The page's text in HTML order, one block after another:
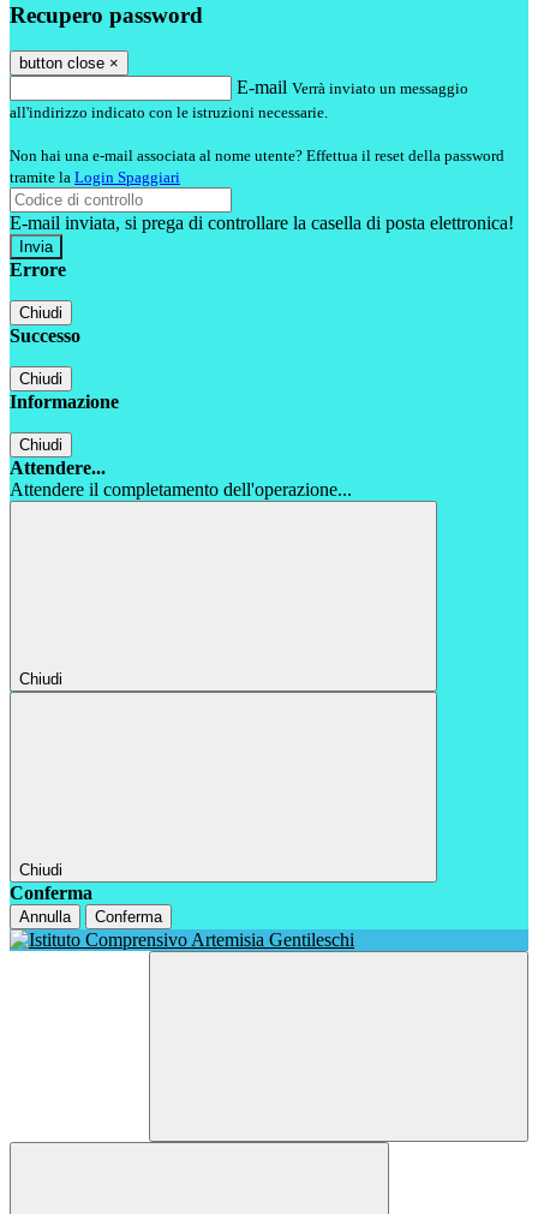
Recupero password
button close ×
E-mail Verrà inviato un messaggio
all'indirizzo indicato con le istruzioni necessarie.
Non hai una e-mail associata al nome utente? Effettua il reset della password
tramite la Login Spaggiari
E-mail inviata, si prega di controllare la casella di posta elettronica!
Errore
Chiudi
Successo
Chiudi
Informazione
Chiudi
Attendere...
Attendere il completamento dell'operazione...
Chiudi
Chiudi
Conferma
Annulla Conferma